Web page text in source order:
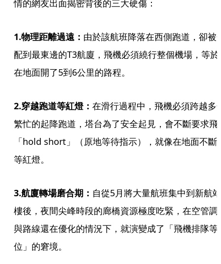
情的網友出面揭密背後的三大硬傷：
1.物理距離過遠： 由於該航班降落在西側跑道，卻被
配到最東邊的T3航廈，飛機必須繞行整個機場，等於
在地面開了5到6公里的路程。
2.穿越跑道等紅燈： 在滑行過程中，飛機必須跨越多
繁忙的起降跑道，塔台為了安全起見，會不斷要求飛
「hold short」（原地等待指示），就像在地面不斷
等紅燈。
3.航廈轉場磨合期： 自從5月將大量航班集中到新航站
樓後，夜間尖峰時段的廊橋資源極度吃緊，在空管調
與路線還在優化的情況下，就演變成了「飛機排隊等
位」的窘境。